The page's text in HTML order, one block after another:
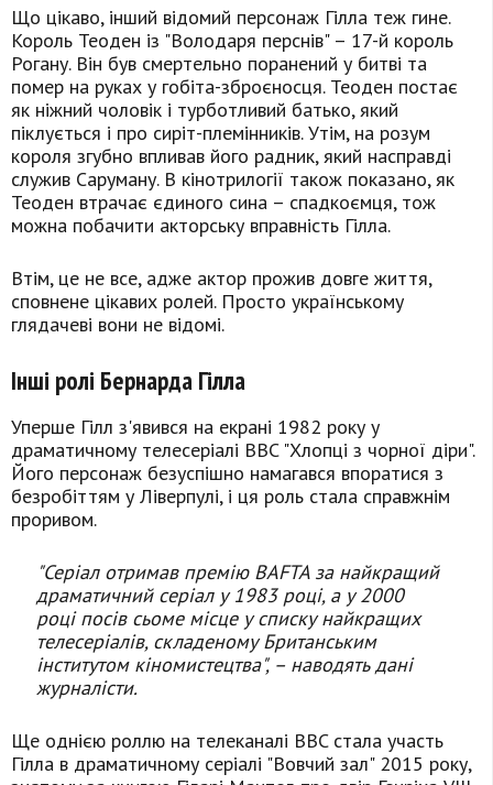
Що цікаво, інший відомий персонаж Гілла теж гине.
Король Теоден із "Володаря перснів" – 17-й король
Рогану. Він був смертельно поранений у битві та
помер на руках у гобіта-зброєносця. Теоден постає
як ніжний чоловік і турботливий батько, який
піклується і про сиріт-племінників. Утім, на розум
короля згубно впливав його радник, який насправді
служив Саруману. В кінотрилогії також показано, як
Теоден втрачає єдиного сина – спадкоємця, тож
можна побачити акторську вправність Гілла.
Втім, це не все, адже актор прожив довге життя,
сповнене цікавих ролей. Просто українському
глядачеві вони не відомі.
Інші ролі Бернарда Гілла
Уперше Гілл з'явився на екрані 1982 року у
драматичному телесеріалі BBC "Хлопці з чорної діри".
Його персонаж безуспішно намагався впоратися з
безробіттям у Ліверпулі, і ця роль стала справжнім
проривом.
"Серіал отримав премію BAFTA за найкращий
драматичний серіал у 1983 році, а у 2000
році посів сьоме місце у списку найкращих
телесеріалів, складеному Британським
інститутом кіномистецтва", – наводять дані
журналісти.
Ще однією роллю на телеканалі BBC стала участь
Гілла в драматичному серіалі "Вовчий зал" 2015 року,